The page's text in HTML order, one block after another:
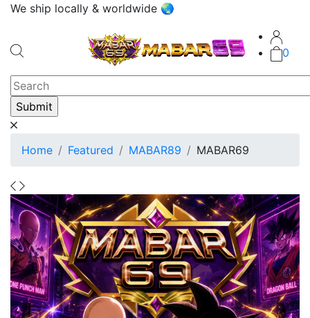
We ship locally & worldwide 🌏
0
Home Featured MABAR89 MABAR69